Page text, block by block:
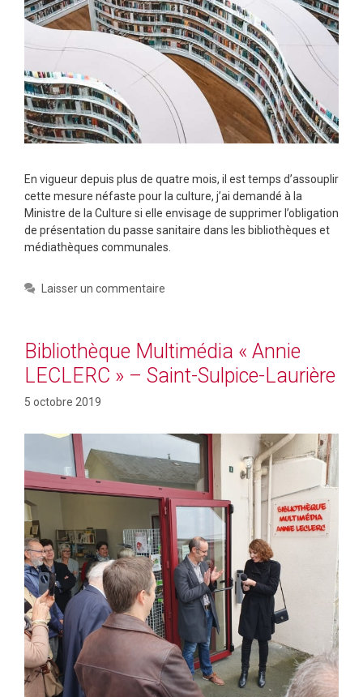
En vigueur depuis plus de quatre mois, il est temps d’assouplir
cette mesure néfaste pour la culture, j’ai demandé à la
Ministre de la Culture si elle envisage de supprimer l’obligation
de présentation du passe sanitaire dans les bibliothèques et
médiathèques communales.
Laisser un commentaire
Bibliothèque Multimédia « Annie
LECLERC » – Saint-Sulpice-Laurière
5 octobre 2019